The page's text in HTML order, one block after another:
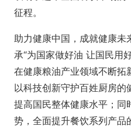
征程。
助力健康中国，成就健康未
承“为国家做好油 让国民用
在健康粮油产业领域不断拓
以科技创新守护百姓厨房的
提高国民整体健康水平；同
势，全面提升餐饮系列产品